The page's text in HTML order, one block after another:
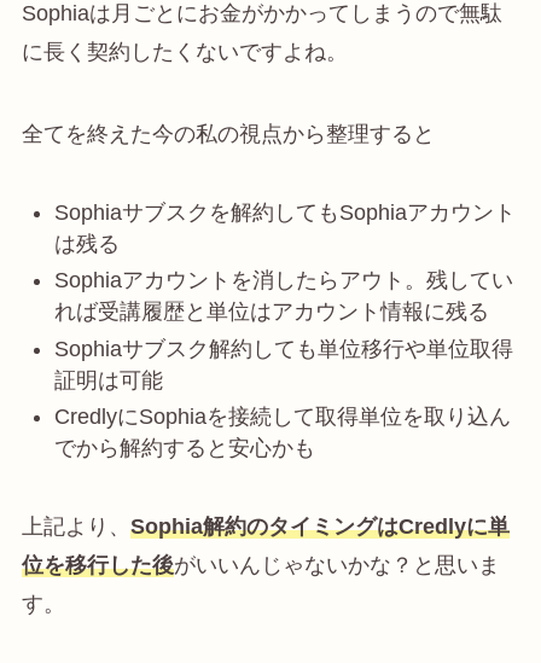
Sophiaは月ごとにお金がかかってしまうので無駄
に長く契約したくないですよね。
全てを終えた今の私の視点から整理すると
Sophiaサブスクを解約してもSophiaアカウント
は残る
Sophiaアカウントを消したらアウト。残してい
れば受講履歴と単位はアカウント情報に残る
Sophiaサブスク解約しても単位移行や単位取得
証明は可能
CredlyにSophiaを接続して取得単位を取り込ん
でから解約すると安心かも
上記より、 Sophia解約のタイミングはCredlyに単
位を移行した後がいいんじゃないかな？と思いま
す。